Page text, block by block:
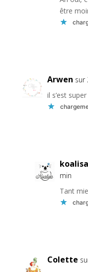
être
Arwen sur
il s’est
min
Tant
Colette